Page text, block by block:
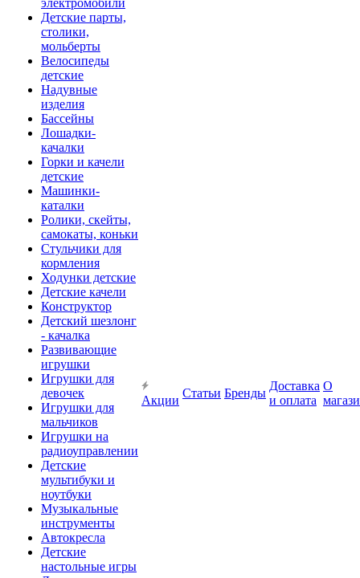
электромобили
Детские парты,
столики,
мольберты
Велосипеды
детские
Надувные
изделия
Бассейны
Лошадки-
качалки
Горки и качели
детские
Машинки-
каталки
Ролики, скейты,
самокаты, коньки
Стульчики для
кормления
Ходунки детские
Детские качели
Конструктор
Детский шезлонг
- качалка
Развивающие
игрушки
Игрушки для
девочек
Игрушки для
мальчиков
Игрушки на
радиоуправлении
Детские
мультибуки и
ноутбуки
Музыкальные
инструменты
Автокресла
Детские
настольные игры
Акции
Статьи Бренды
Доставка
и оплата
О